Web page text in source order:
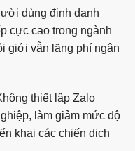
dùng định danh
cực cao trong ngành
giới vẫn lãng phí ngân
thiết lập Zalo
làm giảm mức độ
khai các chiến dịch